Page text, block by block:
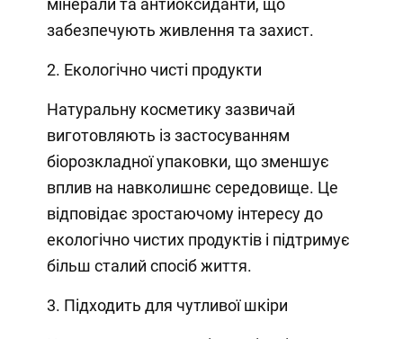
забезпечують живлення та захист.
2. Екологічно чисті продукти
Натуральну косметику зазвичай
виготовляють із застосуванням
біорозкладної упаковки, що зменшує
вплив на навколишнє середовище. Це
відповідає зростаючому інтересу до
екологічно чистих продуктів і підтримує
більш сталий спосіб життя.
3. Підходить для чутливої шкіри